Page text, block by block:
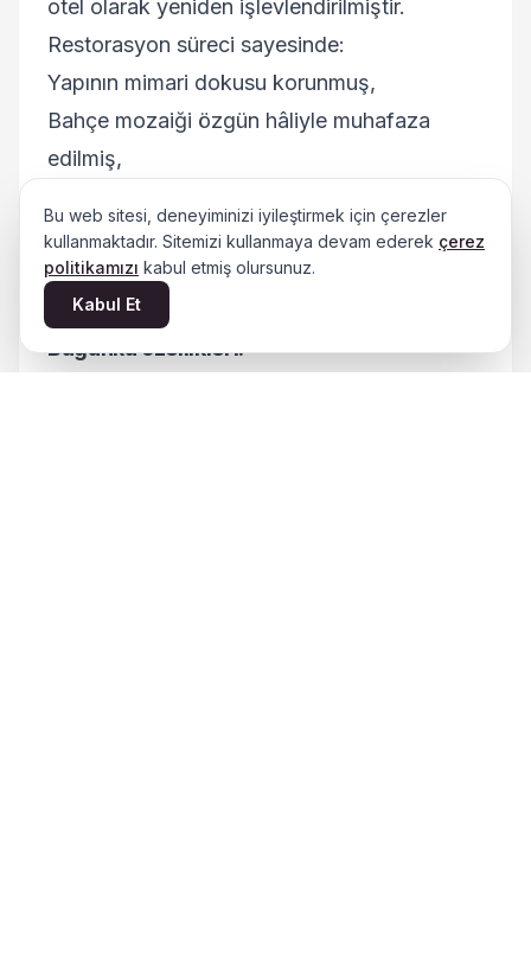
otel olarak yeniden işlevlendirilmiştir.
Restorasyon süreci sayesinde:
Yapının mimari dokusu korunmuş,
Bahçe mozaiği özgün hâliyle muhafaza
edilmiş,
düzenlenmiş,
Köşk İzmir’de otel olarak kullanılan tek
Levanten köşk
Bugünkü özellikleri:
Bu web sitesi, deneyiminizi iyileştirmek için çerezler
kullanmaktadır. Sitemizi kullanmaya devam ederek çerez
politikamızı kabul etmiş olursunuz.
Kabul Et